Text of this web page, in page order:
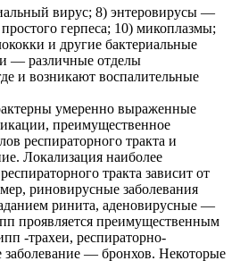
вирус; 8) энтеровирусы —
герпеса; 10) микоплазмы;
и другие бактериальные
— различные отделы
и возникают воспалительные
умеренно выраженные
преимущественное
респираторного тракта и
Локализация наиболее
тракта зависит от
риновирусные заболевания
ринита, аденовирусные —
проявляется преимущественным
-трахеи, респираторно-
заболевание — бронхов. Некоторые